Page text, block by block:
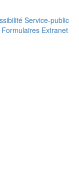
Service-public
Formulaires Extranet